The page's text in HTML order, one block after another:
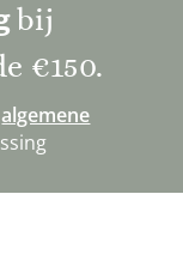
bij
€150.
algemene